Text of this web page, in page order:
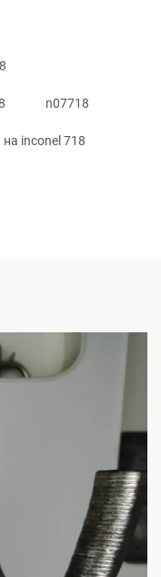
n07718
inconel 718